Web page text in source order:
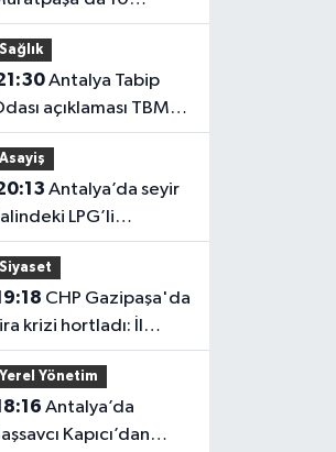
meclis üyesiyle
güçlendi
Sağlık
Antalya Tabip
açıklaması TBMM
Asayiş
LPG’li
alev aldı: 4
yaralı
Siyaset
krizi hortladı: İl
mahkemeye
gitti
Yerel Yönetim
Kapıcı’dan